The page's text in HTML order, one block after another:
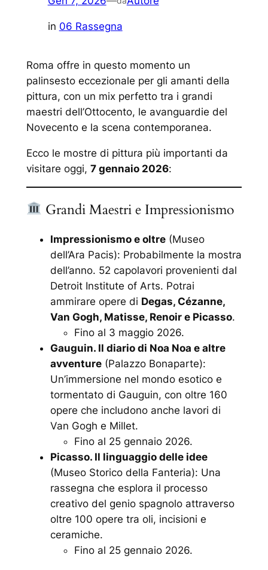
in 06 Rassegna
Roma offre in questo momento un
palinsesto eccezionale per gli amanti della
pittura, con un mix perfetto tra i grandi
maestri dell’Ottocento, le avanguardie del
Novecento e la scena contemporanea.
Ecco le mostre di pittura più importanti da
visitare oggi, 7 gennaio 2026:
Grandi Maestri e Impressionismo
Impressionismo e oltre(Museo
dell’Ara Pacis): Probabilmente la mostra
dell’anno. 52 capolavori provenienti dal
Detroit Institute of Arts. Potrai
ammirare opere di Degas, Cézanne,
Van Gogh, Matisse, Renoir e Picasso.
Fino al 3 maggio 2026.
Gauguin. Il diario di Noa Noa e altre
avventure(Palazzo Bonaparte):
Un’immersione nel mondo esotico e
tormentato di Gauguin, con oltre 160
opere che includono anche lavori di
Van Gogh e Millet.
Fino al 25 gennaio 2026.
Picasso. Il linguaggio delle idee
(Museo Storico della Fanteria): Una
rassegna che esplora il processo
creativo del genio spagnolo attraverso
oltre 100 opere tra oli, incisioni e
ceramiche.
Fino al 25 gennaio 2026.